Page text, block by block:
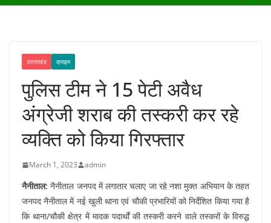
उत्तराखंड क्राइम
पुलिस टीम ने 15 पेटी अवैध
अंग्रेजी शराब की तस्करी कर रहे
व्यक्ति को किया गिरफ्तार
March 1, 2023 admin
नैनीताल: नैनीताल जनपद में लगातार चलाए जा रहे नशा मुक्त अभियान के तहत
जनपद नैनीताल में नई खुली थाना एवं चौकी प्रभारियों को निर्देशित किया गया है
कि थाना/चौकी क्षेत्र में मादक पदार्थों की तस्करी करने वाले तस्करों के विरुद्ध